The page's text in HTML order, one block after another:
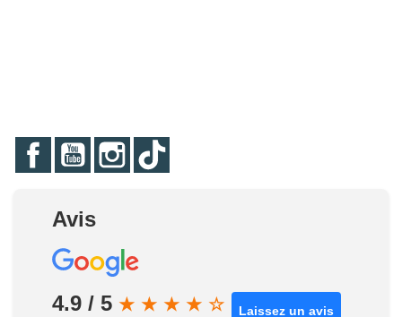
FacebookYouTubeInstagram
Avis
4.9 / 5 ★ ★ ★ ★ ☆ Laissez un avis